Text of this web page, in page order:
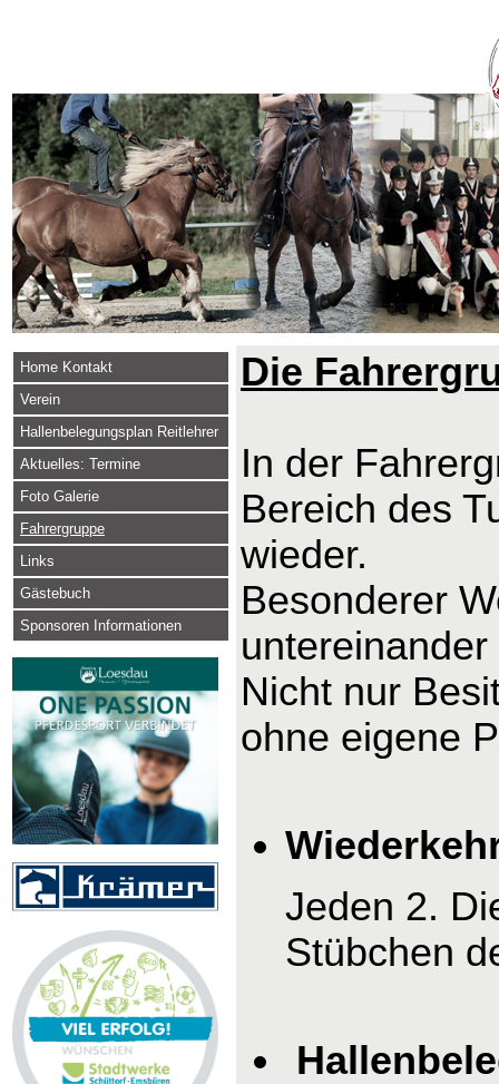
Home Kontakt
Verein
Hallenbelegungsplan Reitlehrer
Aktuelles: Termine
Foto Galerie
Fahrergruppe
Links
Gästebuch
Sponsoren Informationen
Die
In der
Bereich des
wieder.
Besonderer
Nicht nur
ohne eigene
Jeden 2.
Stübchen